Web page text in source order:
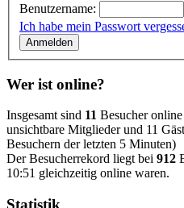
Benutzername:
Ich habe mein Passwort
Wer ist online?
Insgesamt sind 11 Besucher
unsichtbare Mitglieder und 11
Besuchern der letzten 5 Minuten)
Der Besucherrekord liegt bei 912
10:51 gleichzeitig online waren.
Statistik